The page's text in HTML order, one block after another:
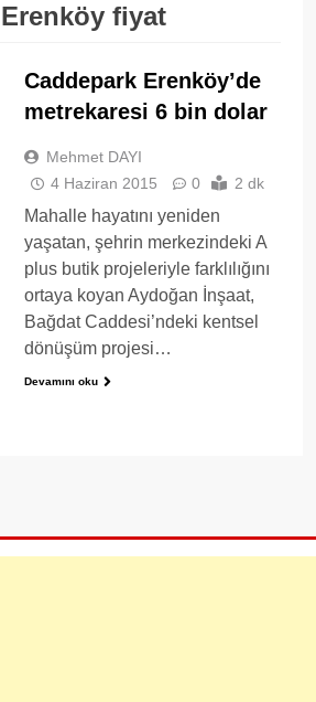
fiyat
Caddepark Erenköy’de
metrekaresi 6 bin dolar
Mehmet DAYI
4 Haziran 2015
0 2 dk
Mahalle hayatını yeniden
yaşatan, şehrin merkezindeki A
plus butik projeleriyle farklılığını
ortaya koyan Aydoğan İnşaat,
Bağdat Caddesi’ndeki kentsel
dönüşüm projesi…
Devamını oku